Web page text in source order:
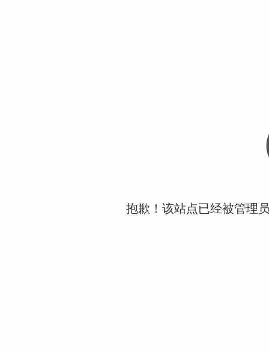
抱歉！该站点已经被管理